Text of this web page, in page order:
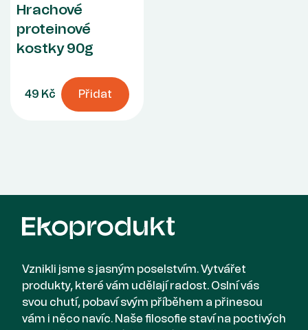
Hrachové
proteinové
kostky 90g
49 Kč Přidat
Vznikli jsme s jasným poselstvím. Vytvářet
produkty, které vám udělají radost. Oslní vás
svou chutí, pobaví svým příběhem a přinesou
vám i něco navíc. Naše filosofie staví na poctivých